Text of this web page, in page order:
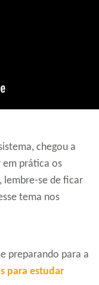
chegou a
em prática os
lembre-se de ficar
tema nos
preparando para a
para estudar